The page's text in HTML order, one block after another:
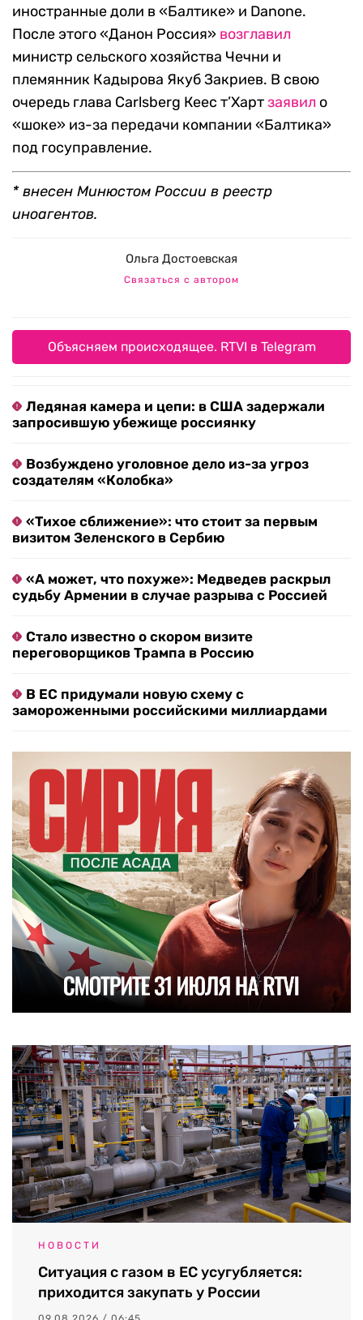
иностранные доли в «Балтике» и Danone.
После этого «Данон Россия» возглавил
министр сельского хозяйства Чечни и
племянник Кадырова Якуб Закриев. В свою
очередь глава Carlsberg Кеес т’Хартзаявил о
«шоке» из-за передачи компании «Балтика»
под госуправление.
* внесен Минюстом России в реестр
иноагентов.
Ольга Достоевская
Связаться с автором
Объясняем происходящее. RTVI в Telegram
Ледяная камера и цепи: в США задержали
запросившую убежище россиянку
Возбуждено уголовное дело из-за угроз
создателям «Колобка»
«Тихое сближение»: что стоит за первым
визитом Зеленского в Сербию
«А может, что похуже»: Медведев раскрыл
судьбу Армении в случае разрыва с Россией
Стало известно о скором визите
переговорщиков Трампа в Россию
В ЕС придумали новую схему с
замороженными российскими миллиардами
НОВОСТИ
Ситуация с газом в ЕС усугубляется:
приходится закупать у России